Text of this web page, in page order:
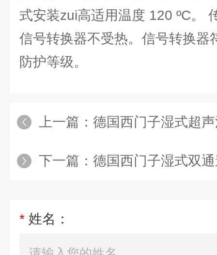
式安装zui高适用温度 120 ºC。
信号转换器不受热。信号转换器
防护等级。
上一篇： 德国西门子湿式超声波流
下一篇： 德国西门子湿式双通道超声波
* 姓名：